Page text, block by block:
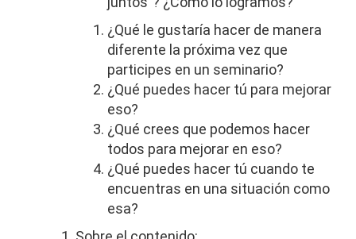
¿Qué le gustaría hacer de manera
diferente la próxima vez que
participes en un seminario?
¿Qué puedes hacer tú para mejorar
eso?
¿Qué crees que podemos hacer
todos para mejorar en eso?
¿Qué puedes hacer tú cuando te
encuentras en una situación como
esa?